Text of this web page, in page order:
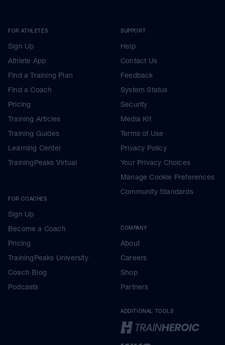
FOR ATHLETES
Sign Up
Athlete App
Find a Training Plan
Find a Coach
Pricing
Training Articles
Training Guides
Learning Center
TrainingPeaks Virtual
FOR COACHES
Sign Up
Become a Coach
Pricing
TrainingPeaks University
Coach Blog
Podcasts
SUPPORT
Help
Contact Us
Feedback
System Status
Security
Media Kit
Terms of Use
Privacy Policy
Your Privacy Choices
Manage Cookie Preferences
Community Standards
COMPANY
About
Careers
Shop
Partners
ADDITIONAL TOOLS